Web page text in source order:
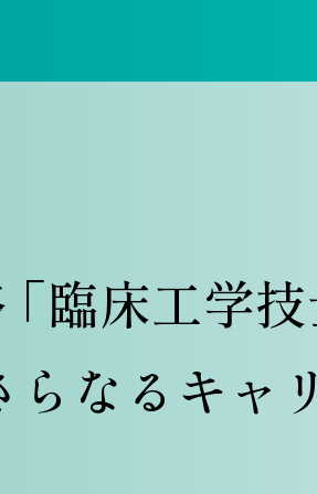
臨床工学
らなるキャ